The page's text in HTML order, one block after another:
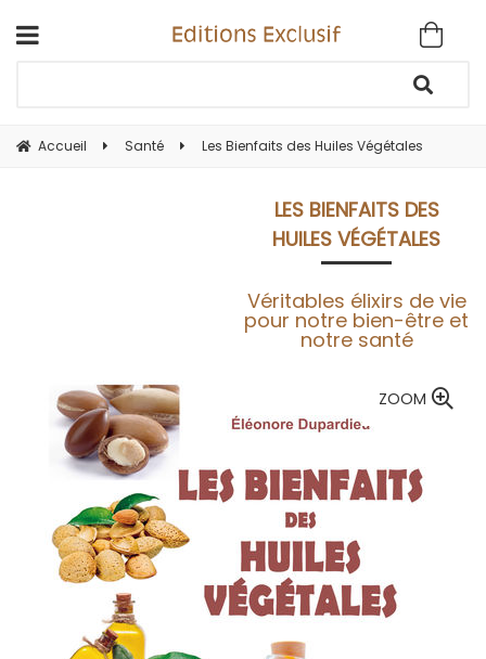
Accueil Santé Les Bienfaits des Huiles Végétales
LES BIENFAITS DES
HUILES VÉGÉTALES
Véritables élixirs de vie
pour notre bien-être et
notre santé
ZOOM